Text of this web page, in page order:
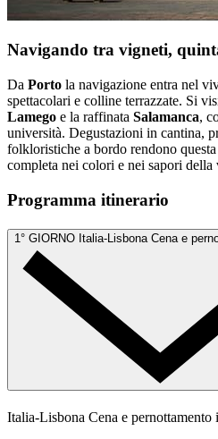
Navigando tra vigneti,
Da Porto la navigazione entra nel
spettacolari e colline terrazzate. Si
Lamego e la raffinata Salamanca,
università. Degustazioni in cantina,
folkloristiche a bordo rendono
completa nei colori e nei sapori
Programma itinerario
1° GIORNO Italia-Lisbona Cena e
Italia-Lisbona Cena e pernottamento